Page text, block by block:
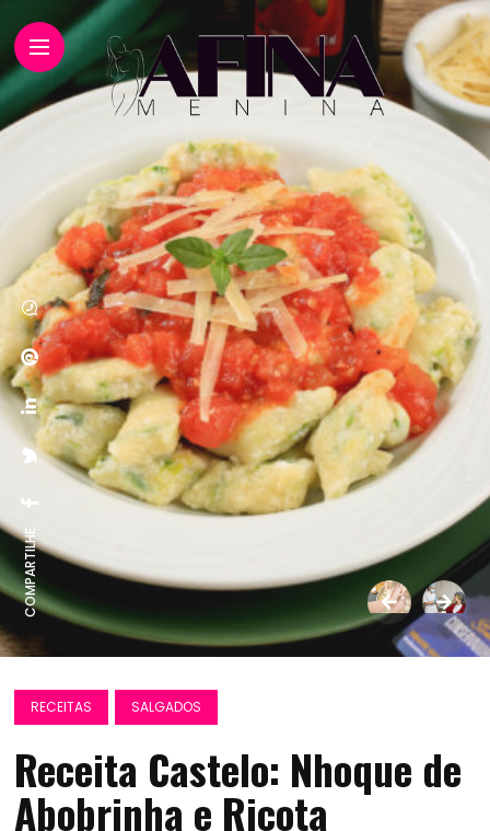
COMPARTILHE:
RECEITAS SALGADOS
Receita Castelo: Nhoque de
Abobrinha e Ricota